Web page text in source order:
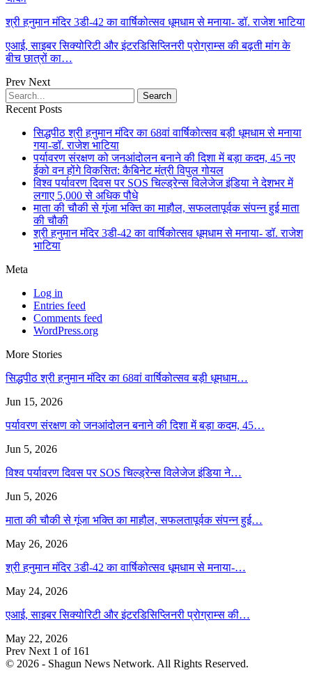
श्री हनुमान मंदिर 3डी-42 का वार्षिकोत्सव धूमधाम से मनाया- डॉ. राजेश भाटिया
एआई, साइबर सिक्योरिटी और इंटरडिसिप्लिनरी प्रोग्राम्स की बढ़ती मांग के
बीच छात्रों का…
Prev Next
Recent Posts
सिद्धपीठ श्री हनुमान मंदिर का 68वां वार्षिकोत्सव बड़ी धूमधाम से मनाया
गया-डॉ. राजेश भाटिया
पर्यावरण संरक्षण को जनआंदोलन बनाने की दिशा में बड़ा कदम, 45 नए
ईको वन होंगे विकसित: कैबिनेट मंत्री विपुल गोयल
विश्व पर्यावरण दिवस पर SOS चिल्ड्रेन्स विलेजेज इंडिया ने देशभर में
लगाए 5,000 से अधिक पौधे
माता की चौकी से गूंजा भक्ति का माहौल, सफलतापूर्वक संपन्न हुई माता
की चौकी
श्री हनुमान मंदिर 3डी-42 का वार्षिकोत्सव धूमधाम से मनाया- डॉ. राजेश
भाटिया
Meta
Log in
Entries feed
Comments feed
WordPress.org
More Stories
सिद्धपीठ श्री हनुमान मंदिर का 68वां वार्षिकोत्सव बड़ी धूमधाम…
Jun 15, 2026
पर्यावरण संरक्षण को जनआंदोलन बनाने की दिशा में बड़ा कदम, 45…
Jun 5, 2026
विश्व पर्यावरण दिवस पर SOS चिल्ड्रेन्स विलेजेज इंडिया ने…
Jun 5, 2026
माता की चौकी से गूंजा भक्ति का माहौल, सफलतापूर्वक संपन्न हुई…
May 26, 2026
श्री हनुमान मंदिर 3डी-42 का वार्षिकोत्सव धूमधाम से मनाया-…
May 24, 2026
एआई, साइबर सिक्योरिटी और इंटरडिसिप्लिनरी प्रोग्राम्स की…
May 22, 2026
Prev Next 1 of 161
© 2026 - Shagun News Network. All Rights Reserved.